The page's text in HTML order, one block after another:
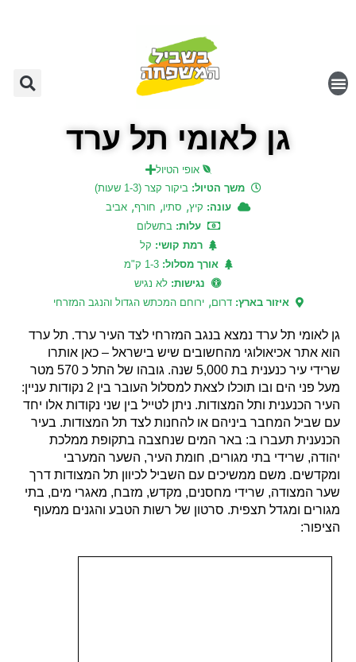
גן לאומי תל ערד
אופי הטיול
משך הטיול: ביקור קצר (1-3 שעות)
עונה: קיץ, סתיו, חורף, אביב
עלות:בתשלום
רמת קושי: קל
אורך מסלול:1-3 ק"מ
נגישות: לא נגיש
איזור בארץ:דרום, ירוחם המכתש הגדול והנגב המזרחי
גן לאומי תל ערד נמצא בנגב המזרחי לצד העיר ערד. תל ערד
הוא אתר אכיאולוגי מהחשובים שיש בישראל – כאן אותרו
שרידי עיר כנענית בת 5,000 שנה. גובהו של התל כ 570 מטר
מעל פני הים ובו תוכלו לצאת למסלול העובר בין 2 נקודות עניין:
העיר הכנענית ותל המצודות. ניתן לטייל בין שני נקודות אלו יחד
עם שביל המחבר ביניהם או להחנות לצד תל המצודות. בעיר
הכנענית תעברו ב: באר המים שנחצבה בתקופת ממלכת
יהודה, שרידי בתי מגורים, חומת העיר, השער המערבי
ומקדשים. משם ממשיכים עם השביל לכיוון תל המצודות דרך
שער המצודה, שרידי מחסנים, מקדש, מזבח, מאגרי מים, בתי
מגורים ומגדל תצפית. סרטון של רשות הטבע והגנים ממעוף
הציפור: